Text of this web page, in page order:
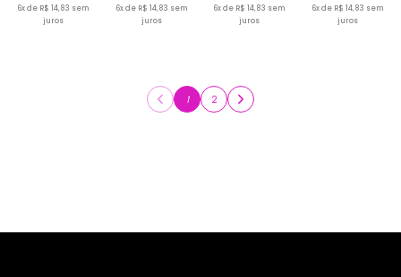
6x de R$ 14,83 sem
juros
6x de R$ 14,83 sem
juros
6x de R$ 14,83 sem
juros
6x de R$ 14,83 sem
juros
1 2